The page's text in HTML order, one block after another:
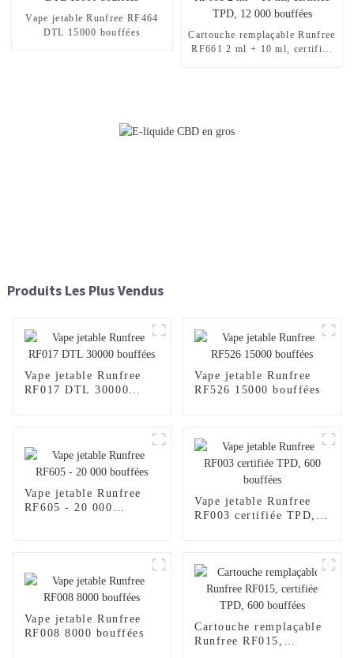
Vape jetable Runfree RF464
DTL 15000 bouffées
Cartouche remplaçable Runfree
RF661 2 ml + 10 ml, certifiée
Produits Les Plus Vendus
Vape jetable Runfree
RF017 DTL 30000
Vape jetable Runfree
RF526 15000 bouffées
Vape jetable Runfree
RF605 - 20 000
Vape jetable Runfree
RF003 certifiée TPD,
Vape jetable Runfree
RF008 8000 bouffées
Cartouche remplaçable
Runfree RF015,